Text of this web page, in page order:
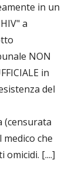
in un
a
NON
in
del
(censurata
che
omicidi. [....]